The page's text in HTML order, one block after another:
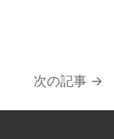
次の記事 →